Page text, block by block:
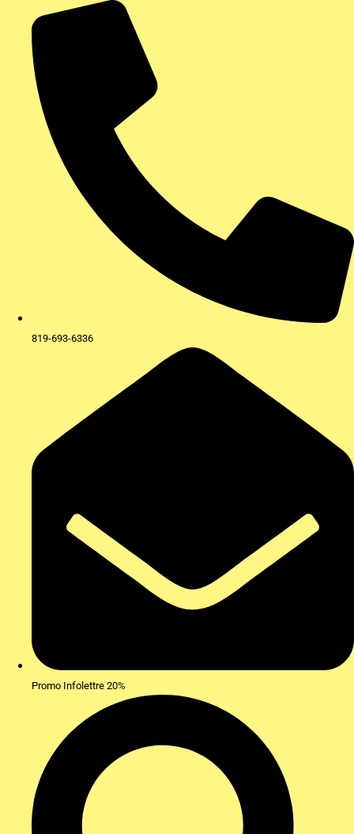
contenu
819-693-6336
Promo Infolettre 20%